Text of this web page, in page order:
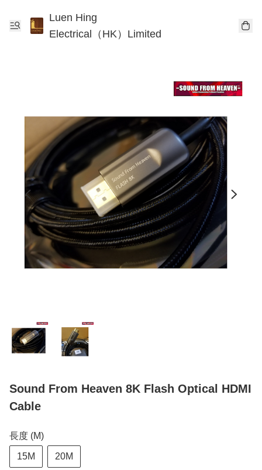
Luen Hing
Electrical（HK）Limited
Sound From Heaven 8K Flash Optical HDMI
Cable
長度 (M)
15M 20M